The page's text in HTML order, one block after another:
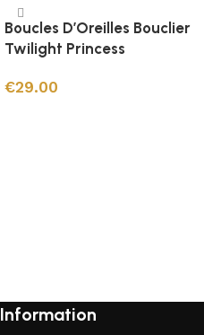
Boucles D’Oreilles Bouclier
Twilight Princess
€29.00
Information